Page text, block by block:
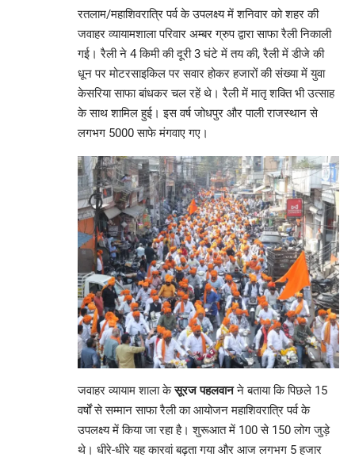
रतलाम/महाशिवरात्रि पर्व के उपलक्ष्य में शनिवार को शहर की
जवाहर व्यायामशाला परिवार अम्बर ग्रुप द्वारा साफा रैली निकाली
गई। रैली ने 4 किमी की दूरी 3 घंटे में तय की, रैली में डीजे की
धून पर मोटरसाइकिल पर सवार होकर हजारों की संख्या में युवा
केसरिया साफा बांधकर चल रहें थे। रैली में मातृ शक्ति भी उत्साह
के साथ शामिल हुई। इस वर्ष जोधपुर और पाली राजस्थान से
लगभग 5000 साफे मंगवाए गए।
जवाहर व्यायाम शाला केसूरज पहलवानने बताया कि पिछले 15
वर्षों से सम्मान साफा रैली का आयोजन महाशिवरात्रि पर्व के
उपलक्ष्य में किया जा रहा है। शुरूआत में 100 से 150 लोग जुड़े
थे। धीरे-धीरे यह कारवां बढ़ता गया और आज लगभग 5 हजार